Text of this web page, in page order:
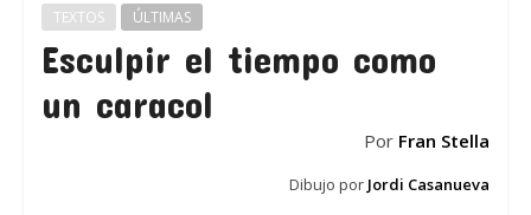
TEXTOS ÚLTIMAS
Esculpir el tiempo como
un caracol
Por Fran Stella
Dibujo por Jordi Casanueva